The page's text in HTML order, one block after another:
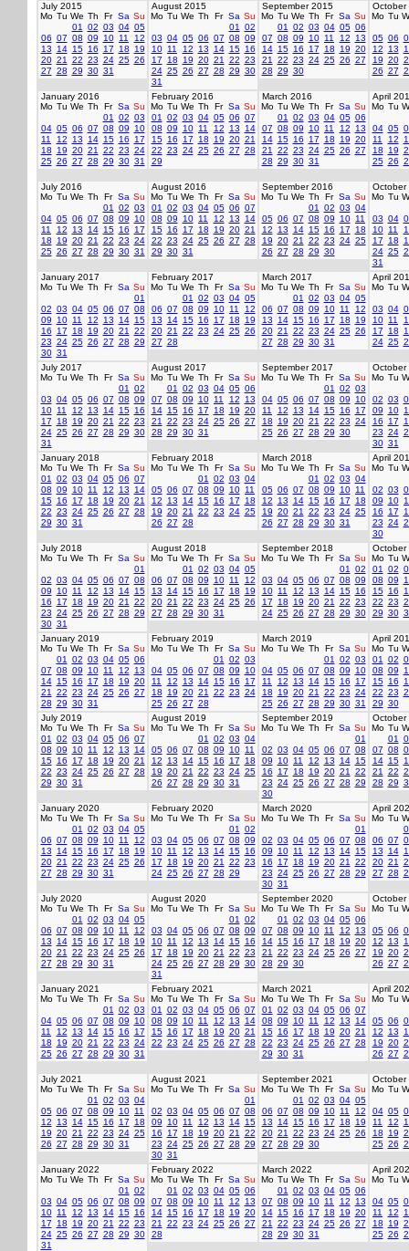
July 2015
Mo Tu We Th Fr Sa Su
01
02 03 04 05
06 07 08 09 10 11
12
13
14 15 16 17 18
19
20 21 22 23 24 25 26
27 28 29 30 31
August 2015
Mo Tu We Th Fr Sa Su
01
02
03 04 05 06 07 08 09
10 11 12 13 14 15 16
17
18 19 20 21 22 23
24 25 26 27 28 29 30
31
September 2015
Mo Tu We Th Fr Sa Su
01
02 03 04 05 06
07 08 09 10 11 12
13
14 15 16 17 18 19 20
21
22 23 24 25 26 27
28 29 30
October
Mo Tu
05 06
12
13
19 20
26 27
January 2016
Mo Tu We Th Fr Sa Su
01
02 03
04 05 06 07 08 09
10
11
12 13 14 15 16
17
18
19 20 21 22 23 24
25 26 27 28 29 30 31
February 2016
Mo Tu We Th Fr Sa Su
01
02 03 04 05 06 07
08 09 10 11 12 13
14
15 16 17 18 19 20 21
22 23 24 25 26 27 28
29
March 2016
Mo Tu We Th Fr Sa Su
01
02 03 04 05 06
07 08 09 10 11 12
13
14 15 16 17 18 19 20
21
22 23 24 25 26 27
28 29 30 31
April
Mo Tu
04 05
11
12
18
19
25 26
July 2016
Mo Tu We Th Fr Sa Su
01
02 03
04 05 06 07 08 09
10
11
12 13 14 15 16
17
18
19 20 21 22 23 24
25 26 27 28 29 30 31
August 2016
Mo Tu We Th Fr Sa Su
01
02 03 04 05 06 07
08 09 10 11 12 13
14
15 16 17 18 19 20 21
22 23 24 25 26 27 28
29 30 31
September 2016
Mo Tu We Th Fr Sa Su
01
02 03 04
05 06 07 08 09 10 11
12
13 14 15 16 17
18
19 20 21 22 23 24 25
26 27 28 29 30
October
Mo Tu
03 04
10 11
17
18
24 25
31
January 2017
Mo Tu We Th Fr Sa Su
01
02 03 04 05 06 07 08
09
10 11 12 13 14 15
16
17 18 19 20 21
22
23 24 25 26 27 28 29
30 31
February 2017
Mo Tu We Th Fr Sa Su
01
02 03 04 05
06 07 08 09 10 11
12
13
14 15 16 17 18
19
20 21 22 23 24 25 26
27 28
March 2017
Mo Tu We Th Fr Sa Su
01
02 03 04 05
06 07 08 09 10 11
12
13
14 15 16 17 18
19
20 21 22 23 24 25 26
27 28 29 30 31
April
Mo Tu
03 04
10 11
17
18
24 25
July 2017
Mo Tu We Th Fr Sa Su
01
02
03 04 05 06 07 08 09
10 11 12 13 14 15 16
17
18 19 20 21 22 23
24 25 26 27 28 29 30
31
August 2017
Mo Tu We Th Fr Sa Su
01
02 03 04 05 06
07 08 09 10 11 12
13
14 15 16 17 18 19 20
21
22 23 24 25 26 27
28 29 30 31
September 2017
Mo Tu We Th Fr Sa Su
01
02 03
04 05 06 07 08 09
10
11
12 13 14 15 16
17
18
19 20 21 22 23 24
25 26 27 28 29 30
October
Mo Tu
02 03
09
10
16
17
23 24
30 31
January 2018
Mo Tu We Th Fr Sa Su
01
02 03 04 05 06 07
08 09 10 11 12 13
14
15 16 17 18 19 20 21
22 23 24 25 26 27 28
29 30 31
February 2018
Mo Tu We Th Fr Sa Su
01
02 03 04
05 06 07 08 09 10 11
12
13 14 15 16 17
18
19 20 21 22 23 24 25
26 27 28
March 2018
Mo Tu We Th Fr Sa Su
01
02 03 04
05 06 07 08 09 10 11
12
13 14 15 16 17
18
19 20 21 22 23 24 25
26 27 28 29 30 31
April
Mo Tu
02 03
09
10
16
17
23 24
30
July 2018
Mo Tu We Th Fr Sa Su
01
02 03 04 05 06 07 08
09
10 11 12 13 14 15
16
17 18 19 20 21
22
23 24 25 26 27 28 29
30 31
August 2018
Mo Tu We Th Fr Sa Su
01
02 03 04 05
06 07 08 09 10 11
12
13
14 15 16 17 18
19
20 21 22 23 24 25 26
27 28 29 30 31
September 2018
Mo Tu We Th Fr Sa Su
01
02
03 04 05 06 07 08 09
10 11 12 13 14 15 16
17
18 19 20 21 22 23
24 25 26 27 28 29 30
October
Mo Tu
01
02
08 09
15 16
22 23
29 30
January 2019
Mo Tu We Th Fr Sa Su
01
02 03 04 05 06
07 08 09 10 11 12
13
14 15 16 17 18 19 20
21
22 23 24 25 26 27
28 29 30 31
February 2019
Mo Tu We Th Fr Sa Su
01
02 03
04 05 06 07 08 09
10
11
12 13 14 15 16
17
18
19 20 21 22 23 24
25 26 27 28
March 2019
Mo Tu We Th Fr Sa Su
01
02 03
04 05 06 07 08 09
10
11
12 13 14 15 16
17
18
19 20 21 22 23 24
25 26 27 28 29 30 31
April
Mo Tu
01
02
08 09
15 16
22 23
29 30
July 2019
Mo Tu We Th Fr Sa Su
01
02 03 04 05 06 07
08 09 10 11 12 13
14
15 16 17 18 19 20 21
22 23 24 25 26 27 28
29 30 31
August 2019
Mo Tu We Th Fr Sa Su
01
02 03 04
05 06 07 08 09 10 11
12
13 14 15 16 17
18
19 20 21 22 23 24 25
26 27 28 29 30 31
September 2019
Mo Tu We Th Fr Sa Su
01
02 03 04 05 06 07 08
09
10 11 12 13 14 15
16
17 18 19 20 21
22
23 24 25 26 27 28 29
30
October
Mo Tu
01
07 08
14 15
21
22
28 29
January 2020
Mo Tu We Th Fr Sa Su
01
02 03 04 05
06 07 08 09 10 11
12
13
14 15 16 17 18
19
20 21 22 23 24 25 26
27 28 29 30 31
February 2020
Mo Tu We Th Fr Sa Su
01
02
03 04 05 06 07 08 09
10 11 12 13 14 15 16
17
18 19 20 21 22 23
24 25 26 27 28 29
March 2020
Mo Tu We Th Fr Sa Su
01
02 03 04 05 06 07 08
09
10 11 12 13 14 15
16
17 18 19 20 21
22
23 24 25 26 27 28 29
30 31
April
Mo Tu
06 07
13
14
20 21
27 28
July 2020
Mo Tu We Th Fr Sa Su
01
02 03 04 05
06 07 08 09 10 11
12
13
14 15 16 17 18
19
20 21 22 23 24 25 26
27 28 29 30 31
August 2020
Mo Tu We Th Fr Sa Su
01
02
03 04 05 06 07 08 09
10 11 12 13 14 15 16
17
18 19 20 21 22 23
24 25 26 27 28 29 30
31
September 2020
Mo Tu We Th Fr Sa Su
01
02 03 04 05 06
07 08 09 10 11 12
13
14 15 16 17 18 19 20
21
22 23 24 25 26 27
28 29 30
October
Mo Tu
05 06
12
13
19 20
26 27
January 2021
Mo Tu We Th Fr Sa Su
01
02 03
04 05 06 07 08 09
10
11
12 13 14 15 16
17
18
19 20 21 22 23 24
25 26 27 28 29 30 31
February 2021
Mo Tu We Th Fr Sa Su
01
02 03 04 05 06 07
08 09 10 11 12 13
14
15 16 17 18 19 20 21
22 23 24 25 26 27 28
March 2021
Mo Tu We Th Fr Sa Su
01
02 03 04 05 06 07
08 09 10 11 12 13
14
15 16 17 18 19 20 21
22 23 24 25 26 27 28
29 30 31
April
Mo Tu
05 06
12
13
19 20
26 27
July 2021
Mo Tu We Th Fr Sa Su
01
02 03 04
05 06 07 08 09 10 11
12
13 14 15 16 17
18
19 20 21 22 23 24 25
26 27 28 29 30 31
August 2021
Mo Tu We Th Fr Sa Su
01
02 03 04 05 06 07 08
09
10 11 12 13 14 15
16
17 18 19 20 21
22
23 24 25 26 27 28 29
30 31
September 2021
Mo Tu We Th Fr Sa Su
01
02 03 04 05
06 07 08 09 10 11
12
13
14 15 16 17 18
19
20 21 22 23 24 25 26
27 28 29 30
October
Mo Tu
04 05
11
12
18
19
25 26
January 2022
Mo Tu We Th Fr Sa Su
01
02
03 04 05 06 07 08 09
10 11 12 13 14 15 16
17
18 19 20 21 22 23
24 25 26 27 28 29 30
31
February 2022
Mo Tu We Th Fr Sa Su
01
02 03 04 05 06
07 08 09 10 11 12
13
14 15 16 17 18 19 20
21
22 23 24 25 26 27
28
March 2022
Mo Tu We Th Fr Sa Su
01
02 03 04 05 06
07 08 09 10 11 12
13
14 15 16 17 18 19 20
21
22 23 24 25 26 27
28 29 30 31
April
Mo Tu
04 05
11
12
18
19
25 26